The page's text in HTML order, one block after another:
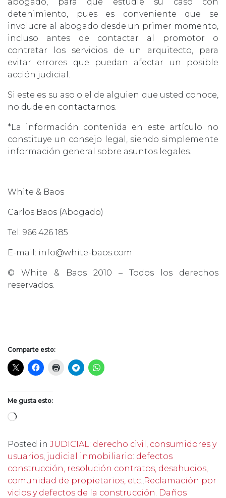
detenimiento, pues es conveniente que se
involucre al abogado desde un primer momento,
incluso antes de contactar al promotor o
contratar los servicios de un arquitecto, para
evitar errores que puedan afectar un posible
acción judicial.
Si este es su aso o el de alguien que usted conoce,
no dude en contactarnos.
*La información contenida en este artículo no
constituye un consejo legal, siendo simplemente
información general sobre asuntos legales.
White & Baos
Carlos Baos (Abogado)
Tel: 966 426 185
E-mail: info@white-baos.com
© White & Baos 2010 – Todos los derechos
reservados.
Comparte esto:
Me gusta esto:
Cargando...
Posted in JUDICIAL: derecho civil, consumidores y
usuarios, judicial inmobiliario: defectos
construcción, resolución contratos, desahucios,
comunidad de propietarios, etc. Reclamación por
vicios y defectos de la construcción. Daños